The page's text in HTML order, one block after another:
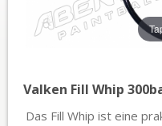
Valken Fill Whip
Das Fill Whip ist eine